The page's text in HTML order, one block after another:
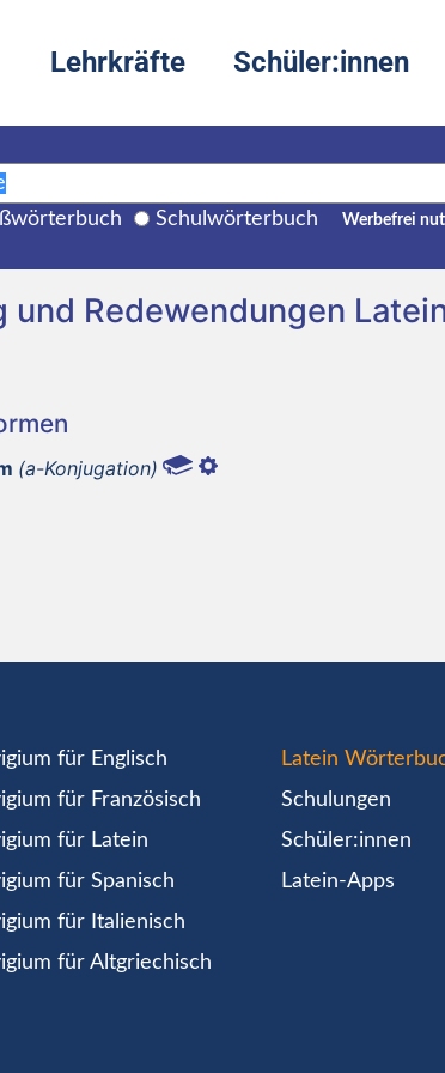
Lehrkräfte Schüler:innen
Schulwörterbuch Werbefrei
Redewendungen
(a-Konjugation)
für Englisch
für Französisch
für Latein
für Spanisch
für Italienisch
für Altgriechisch
Latein
Schulungen
Schüler:innen
Latein-Apps